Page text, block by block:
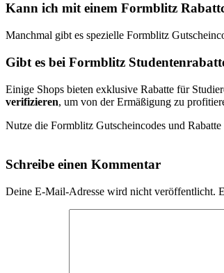
Kann ich mit einem Formblitz
Manchmal gibt es spezielle Formblitz
Gibt es bei Formblitz
Einige Shops bieten exklusive Rabatte für
verifizieren, um von der Ermäßigung zu
Nutze die Formblitz Gutscheincodes und
Schreibe einen Kommentar
Deine E-Mail-Adresse wird nicht veröffentlicht.